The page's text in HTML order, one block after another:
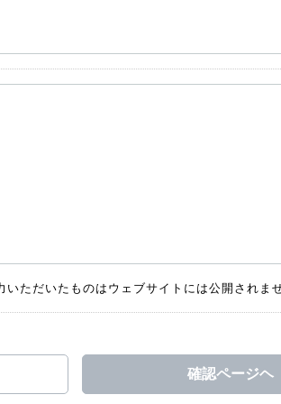
いただいたものはウェブサイトには公開されま
確認ページヘ